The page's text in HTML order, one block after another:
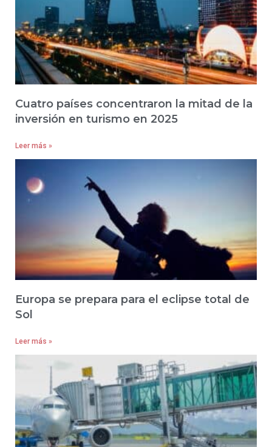
Cuatro países concentraron la mitad de la
inversión en turismo en 2025
Leer más »
Europa se prepara para el eclipse total de
Sol
Leer más »